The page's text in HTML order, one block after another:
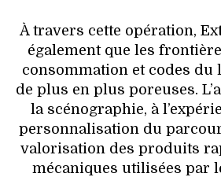
À travers cette opération,
également que les
consommation et codes du
de plus en plus poreuses.
la scénographie, à
personnalisation du
valorisation des produits
mécaniques utilisées par